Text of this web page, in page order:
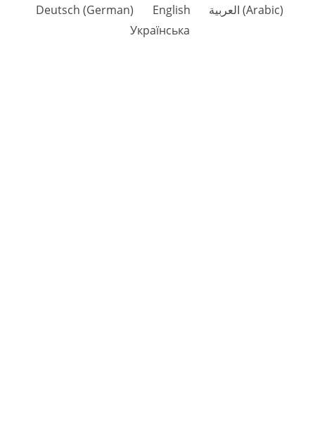
Deutsch (German) English العربية (Arabic)
Українська